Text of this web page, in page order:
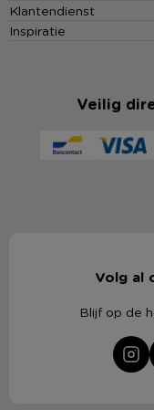
Klantendienst
Inspiratie
Veilig
Volg al
Blijf op de